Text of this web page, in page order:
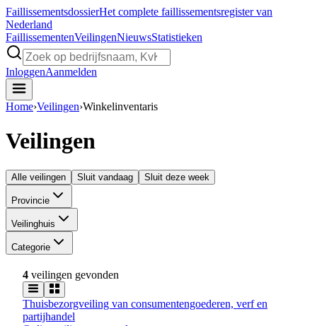
FaillissementsdossierHet complete faillissementsregister van
Nederland
FaillissementenVeilingenNieuwsStatistieken
InloggenAanmelden
Home›Veilingen›Winkelinventaris
Veilingen
Alle veilingen Sluit vandaag Sluit deze week
Provincie
Veilinghuis
Categorie
4 veilingen gevonden
Thuisbezorgveiling van consumentengoederen, verf en
partijhandel